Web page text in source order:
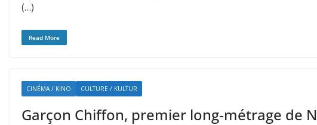
(…)
Read More
CINÉMA / KINO CULTURE / KULTUR
Garçon Chiffon, premier long-métrage de